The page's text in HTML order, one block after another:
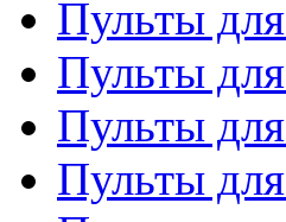
Пульты
Пульты
Пульты
Пульты для